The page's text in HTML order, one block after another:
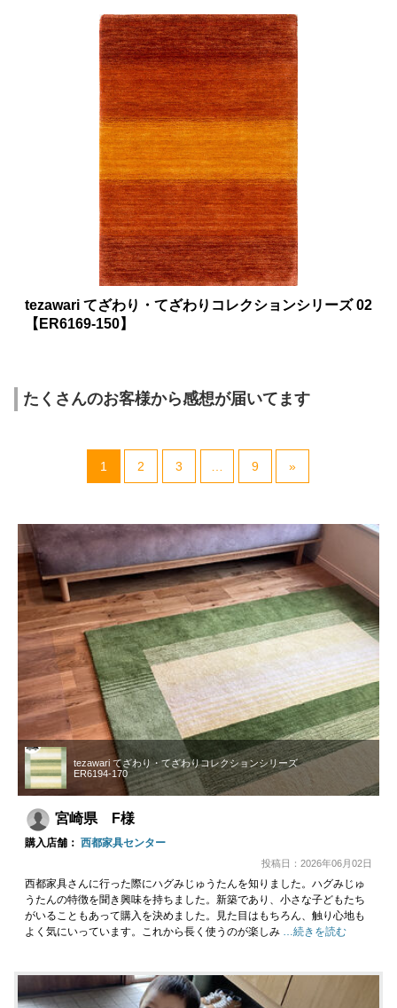
tezawari てざわり・てざわりコレクションシリーズ 02
【ER6169-150】
たくさんのお客様から感想が届いてます
1 2 3 9 »
tezawari てざわり・てざわりコレクションシリーズ
ER6194-170
宮崎県 F様
購入店舗： 西都家具センター
投稿日：2026年06月02日
西都家具さんに行った際にハグみじゅうたんを知りました。ハグみじゅ
うたんの特徴を聞き興味を持ちました。新築であり、小さな子どもたち
がいることもあって購入を決めました。見た目はもちろん、触り心地も
よく気にいっています。これから長く使うのが楽しみ …続きを読む